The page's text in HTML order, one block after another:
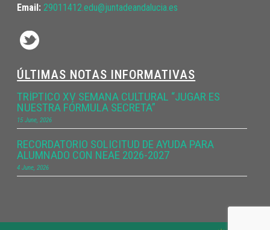
Email: 29011412.edu@juntadeandalucia.es
ÚLTIMAS NOTAS INFORMATIVAS
TRÍPTICO XV SEMANA CULTURAL “JUGAR ES
NUESTRA FÓRMULA SECRETA”
15 June, 2026
RECORDATORIO SOLICITUD DE AYUDA PARA
ALUMNADO CON NEAE 2026-2027
4 June, 2026